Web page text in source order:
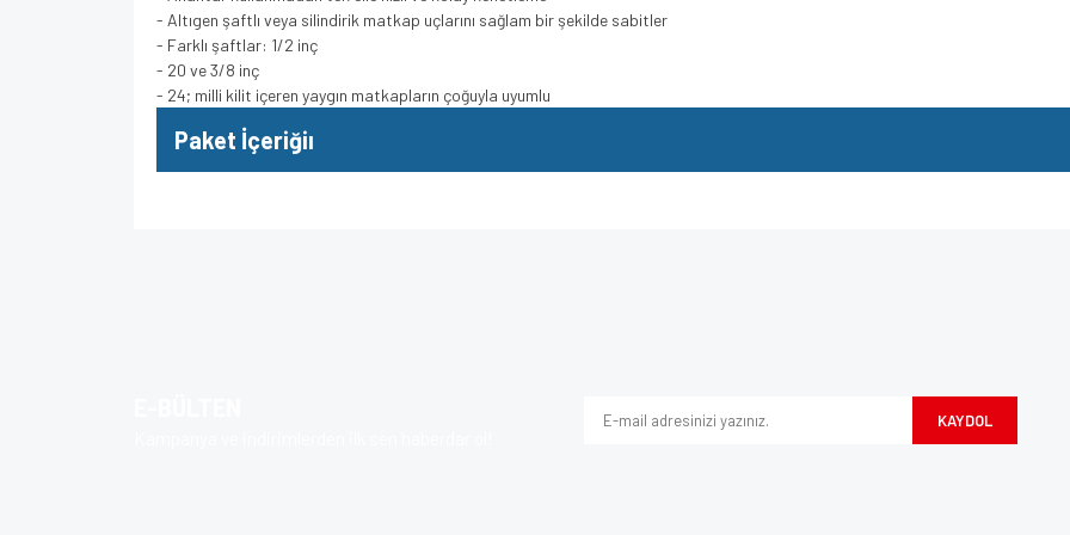
- Altıgen şaftlı veya silindirik matkap uçlarını sağlam bir şekilde sabitler
- Farklı şaftlar: 1/2 inç
- 20 ve 3/8 inç
- 24; milli kilit içeren yaygın matkapların çoğuyla uyumlu
Paket İçeriğiı
KAYDOL